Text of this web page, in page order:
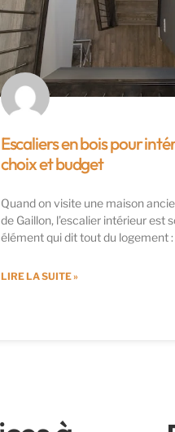
Escaliers en bois pour
choix et budget
Quand on visite une maison
de Gaillon, l’escalier intérieur est
élément qui dit tout du logement :
LIRE LA SUITE »